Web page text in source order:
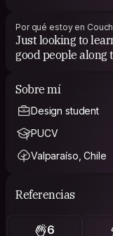
Por qué estoy en
Just looking to
good people along
Sobre mí
Design student
PUCV
Valparaíso, Chile
Referencias
6